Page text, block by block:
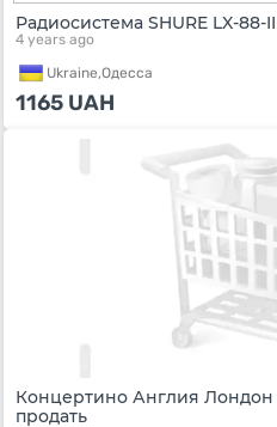
Радиосистема SHURE LX-
4 years ago
Ukraine,Одесса
1165 UAH
Концертино Англия
продать